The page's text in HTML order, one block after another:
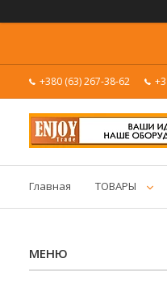
+380 (63) 267-38-62
Главная ТОВАРЫ